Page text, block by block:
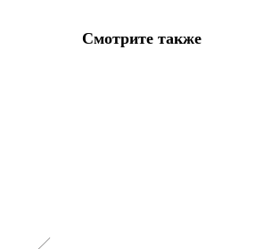
Смотрите также